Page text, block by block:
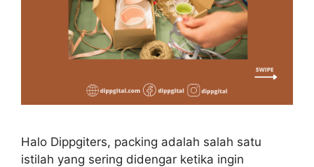
Halo Dippgiters, packing adalah salah satu
istilah yang sering didengar ketika ingin